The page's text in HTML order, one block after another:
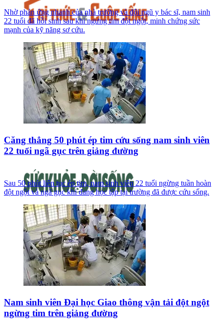
Nhờ phản ứng nhanh của nhà trường và đội ngũ y bác sĩ, nam sinh
22 tuổi đã hồi sinh sau khi ngưng tim đột ngột, minh chứng sức
mạnh của kỹ năng sơ cứu.
Căng thẳng 50 phút ép tim cứu sống nam sinh viên
22 tuổi ngã gục trên giảng đường
Sau 50 phút liên tục ép tim, nam sinh viên 22 tuổi ngừng tuần hoàn
đột ngột và ngã gục khi đang học tập tại trường đã được cứu sống.
Nam sinh viên Đại học Giao thông vận tải đột ngột
ngừng tim trên giảng đường